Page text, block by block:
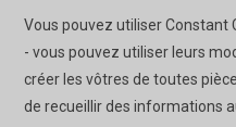
Vous pouvez utiliser Constant
- vous pouvez utiliser leurs
créer les vôtres de toutes
de recueillir des informations